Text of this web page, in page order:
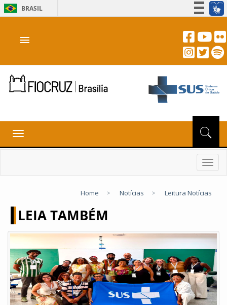
BRASIL
Acesso à informação
Canais
menu
Toggle
navigation
Home > Notícias > Leitura Notícias
LEIA TAMBÉM